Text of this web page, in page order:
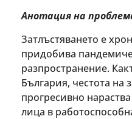
Анотация на
Затлъстяването е
придобива
разпространение.
България, честота на
прогресивно
лица в